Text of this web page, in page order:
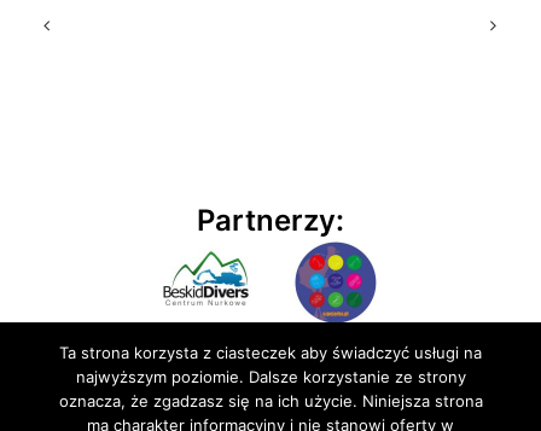
Partnerzy:
Ta strona korzysta z ciasteczek aby świadczyć usługi na
najwyższym poziomie. Dalsze korzystanie ze strony
oznacza, że zgadzasz się na ich użycie. Niniejsza strona
ma charakter informacyjny i nie stanowi oferty w